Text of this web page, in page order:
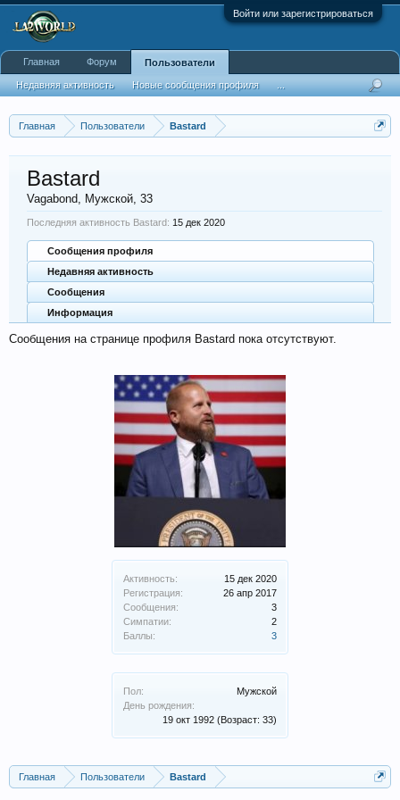
Войти или зарегистрироваться
Главная Пользователи Bastard
Активность:
15 дек 2020
Регистрация:
26 апр 2017
Сообщения:
3
Симпатии:
2
Баллы:
3
Пол:
Мужской
День рождения:
19 окт 1992 (Возраст: 33)
Bastard
Vagabond, Мужской, 33
Последняя активность Bastard: 15 дек 2020
Сообщения профиля
Недавняя активность
Сообщения
Информация
Сообщения на странице профиля Bastard пока отсутствуют.
Главная Пользователи Bastard
Главная Форум Пользователи
Недавняя активность Новые сообщения профиля